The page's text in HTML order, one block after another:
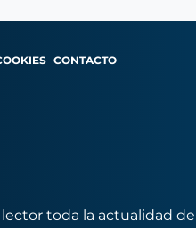
CONTACTO
toda la actualidad de